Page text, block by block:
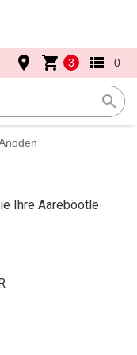
search
place shopping_cart 3 view_list 0
Ihre Aareböötle